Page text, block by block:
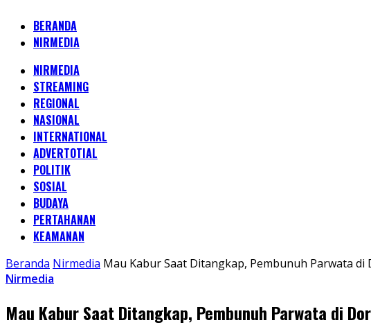
BERANDA
NIRMEDIA
NIRMEDIA
STREAMING
REGIONAL
NASIONAL
INTERNATIONAL
ADVERTOTIAL
POLITIK
SOSIAL
BUDAYA
PERTAHANAN
KEAMANAN
Beranda Nirmedia Mau Kabur Saat Ditangkap, Pembunuh Parwata di
Nirmedia
Mau Kabur Saat Ditangkap, Pembunuh Parwata di